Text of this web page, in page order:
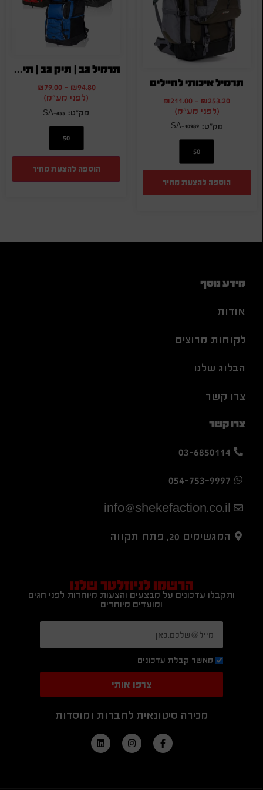
תרמיל איכותי לחיילים
₪253.20
-
₪211.00
(לפני מע"מ)
SA-10989
הוספה להצעת מחיר
תרמיל גב | תיק גב | תיקי גב
₪94.80
-
₪79.00
(לפני מע"מ)
SA-455
הוספה להצעת מחיר
מידע נוסף
אודות
לקוחות מרוצים
הבלוג שלנו
צרו קשר
צרו קשר
03-6850114
054-753-9997
info@shekefaction.co.il
המגשימים 20, פתח תקווה
הרשמו לניוזלטר שלנו
ותקבלו עדכונים על מבצעים והצעות מיוחדות לפני חגים
ומועדים מיוחדים
מאשר קבלת עדכונים
צרפו אותי
מכירה סיטונאית לחברות ומוסדות